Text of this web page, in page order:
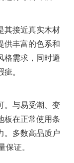
其接近真实木材
供丰富的色系和
格需求，同时避
。
。与易受潮、变
板在正常使用条
。多数高品质户
证。